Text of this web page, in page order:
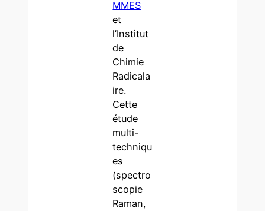
MMES
et
l’Institut
de
Chimie
Radicala
ire.
Cette
étude
multi-
techniqu
es
(spectro
scopie
Raman,